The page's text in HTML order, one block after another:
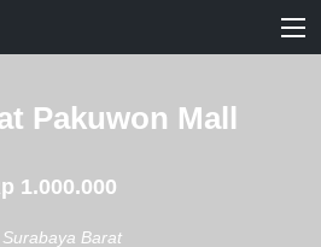
Pakuwon Mall
1.000.000
Surabaya Barat